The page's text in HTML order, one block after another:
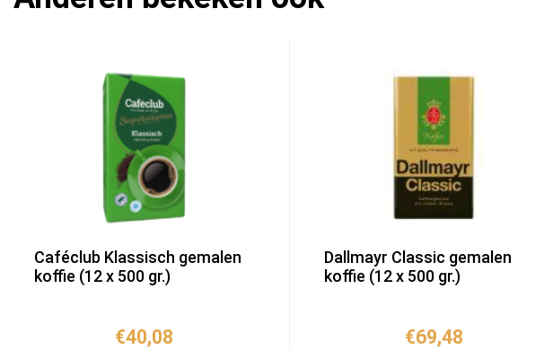
Caféclub Klassisch gemalen
koffie (12 x 500 gr.)
€40,08
Dallmayr Classic gemalen
koffie (12 x 500 gr.)
€69,48